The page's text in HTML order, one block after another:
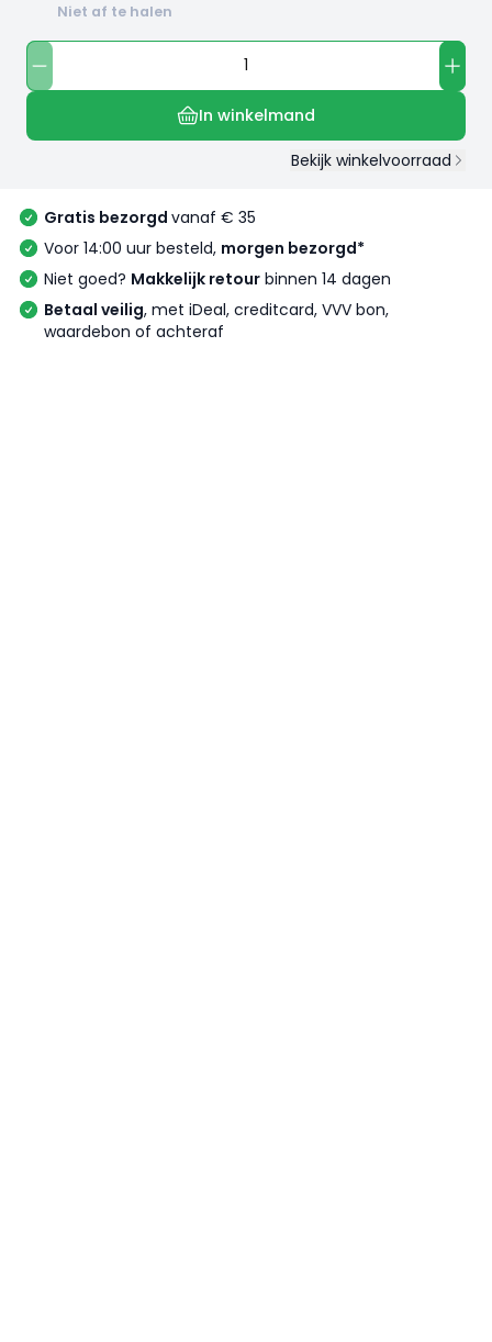
Niet af te halen
In winkelmand
Bekijk winkelvoorraad
Gratis bezorgd vanaf € 35
Voor 14:00 uur besteld, morgen bezorgd*
Niet goed? Makkelijk retour binnen 14 dagen
Betaal veilig, met iDeal, creditcard, VVV bon,
waardebon of achteraf